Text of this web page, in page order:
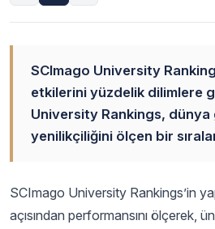
SCImago University
etkilerini yüzdelik dilimlere
University Rankings,
yenilikçiliğini ölçen bir
SCImago University Rankings’in
açısından performansını ölçerek,